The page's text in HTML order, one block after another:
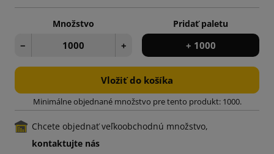
Množstvo
− +
Pridať paletu
+ 1000
Vložiť do košíka
Minimálne objednané množstvo pre tento produkt: 1000.
Chcete objednať veľkoobchodnú množstvo,
kontaktujte nás